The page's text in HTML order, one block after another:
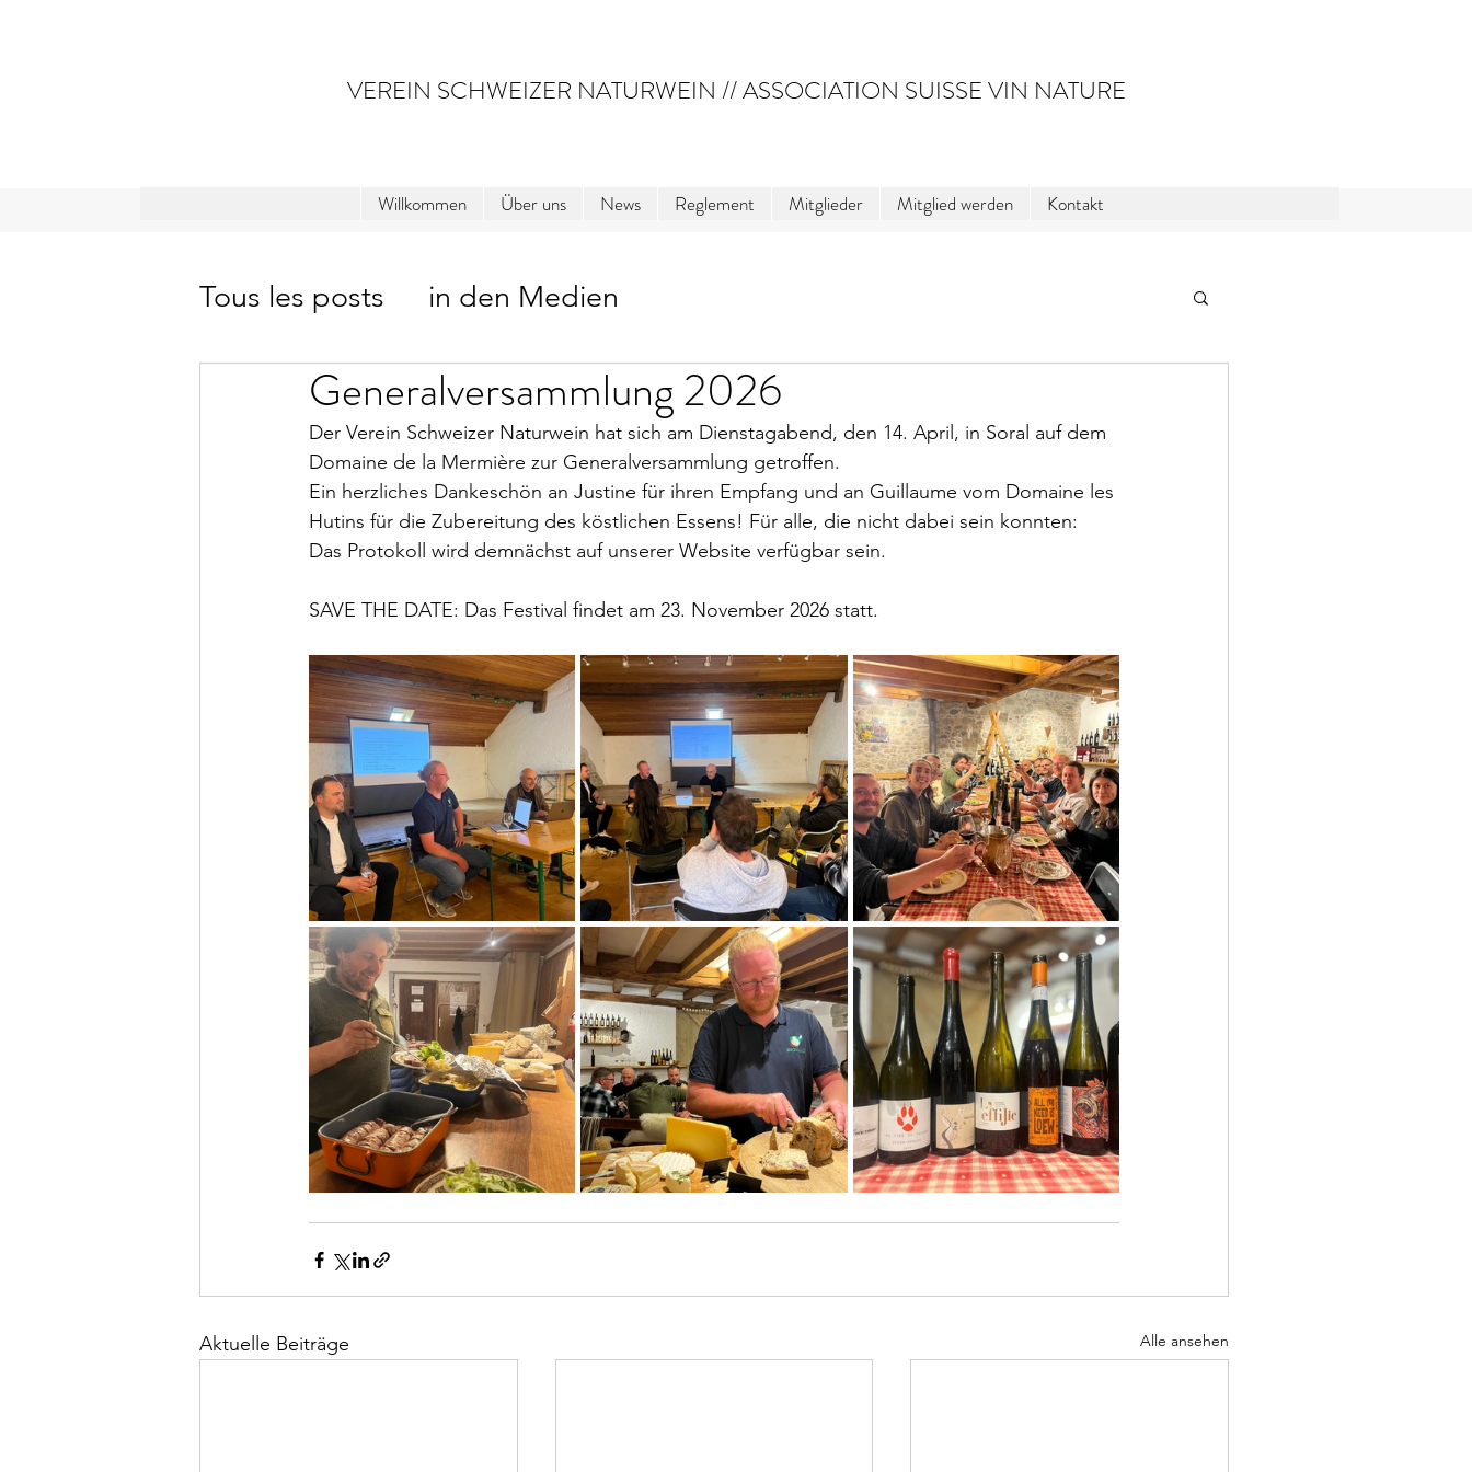
VEREIN SCHWEIZER NATURWEIN // ASSOCIATION SUISSE VIN NATURE
Willkommen Über uns News Reglement Mitglieder Mitglied werden Kontakt
Tous les posts in den Medien
Generalversammlung 2026
Der Verein Schweizer Naturwein hat sich am Dienstagabend, den 14. April, in Soral auf dem
Domaine de la Mermière zur Generalversammlung getroffen.
Ein herzliches Dankeschön an Justine für ihren Empfang und an Guillaume vom Domaine les
Hutins für die Zubereitung des köstlichen Essens! Für alle, die nicht dabei sein konnten:
Das Protokoll wird demnächst auf unserer Website verfügbar sein.
SAVE THE DATE: Das Festival findet am 23. November 2026 statt.
Aktuelle Beiträge Alle ansehen